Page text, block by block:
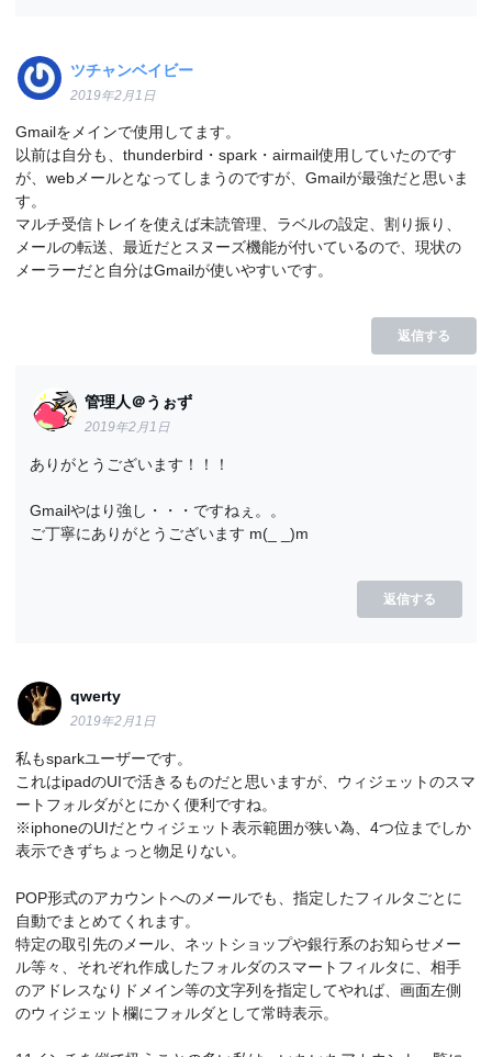
ツチャンベイビー
2019年2月1日
Gmailをメインで使用してます。
以前は自分も、thunderbird・spark・airmail使用していたのです
が、webメールとなってしまうのですが、Gmailが最強だと思いま
す。
マルチ受信トレイを使えば未読管理、ラベルの設定、割り振り、
メールの転送、最近だとスヌーズ機能が付いているので、現状の
メーラーだと自分はGmailが使いやすいです。
返信する
管理人＠うぉず
2019年2月1日
ありがとうございます！！！
Gmailやはり強し・・・ですねぇ。。
ご丁寧にありがとうございます m(_ _)m
返信する
qwerty
2019年2月1日
私もsparkユーザーです。
これはipadのUIで活きるものだと思いますが、ウィジェットのスマ
ートフォルダがとにかく便利ですね。
※iphoneのUIだとウィジェット表示範囲が狭い為、4つ位までしか
表示できずちょっと物足りない。
POP形式のアカウントへのメールでも、指定したフィルタごとに
自動でまとめてくれます。
特定の取引先のメール、ネットショップや銀行系のお知らせメー
ル等々、それぞれ作成したフォルダのスマートフィルタに、相手
のアドレスなりドメイン等の文字列を指定してやれば、画面左側
のウィジェット欄にフォルダとして常時表示。